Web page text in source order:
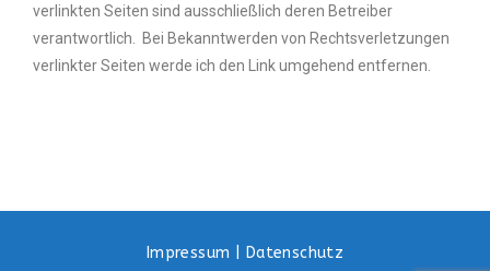
verlinkten Seiten sind ausschließlich deren Betreiber
verantwortlich. Bei Bekanntwerden von Rechtsverletzungen
verlinkter Seiten werde ich den Link umgehend entfernen.
Impressum Datenschutz